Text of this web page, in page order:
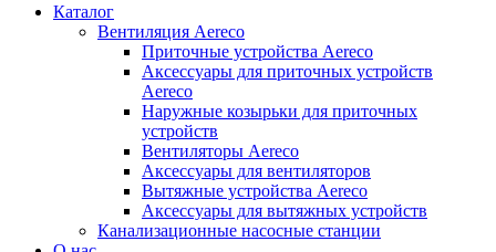
Каталог
Вентиляция Aereco
Приточные устройства Aereco
Аксессуары для приточных устройств
Aereco
Наружные козырьки для приточных
устройств
Вентиляторы Aereco
Аксессуары для вентиляторов
Вытяжные устройства Aereco
Аксессуары для вытяжных устройств
Канализационные насосные станции